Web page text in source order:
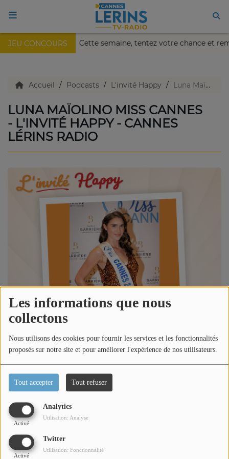
Les informations que nous
collectons
Nous utilisons des cookies pour fournir les services et les fonctionnalités
proposés sur notre site et pour améliorer l'expérience de nos utilisateurs.
Tout accepter Tout refuser
Analytics
Activé
Utilisation: Analyse
Twitter
Activé
Utilisation: Fonctionnalité
JEU CONCOURS
de Nice ! Cette semaine, tentez votre chance
TV en direct
Replay TV
Emissions Radio
Emissions TV
Diffusions
Podcasts
Jeu concours
Contactez-nous
Se connecter
Accueil Podcasts L'invité Happy Luna Maïolino Miss Cannes - L'invité Happy - Cannes Lérins Radio
LUNA MAÏOLINO MISS CANNES
- L'INVITÉ HAPPY - CANNES
LÉRINS RADIO
Écouter le podcast
Dans l'émission happy morning Côte d'Azur, Loric reçoit